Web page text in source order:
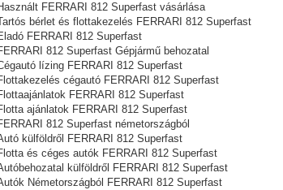
FERRARI 812 Superfast vásárlása
bérlet és flottakezelés FERRARI 812 Superfast
FERRARI 812 Superfast
812 Superfast Gépjármű behozatal‎
lízing FERRARI 812 Superfast
cégautó FERRARI 812 Superfast
FERRARI 812 Superfast
ajánlatok FERRARI 812 Superfast
812 Superfast németországból
külföldről FERRARI 812 Superfast
és céges autók FERRARI 812 Superfast
külföldről FERRARI 812 Superfast
Németországból‎ FERRARI 812 Superfast